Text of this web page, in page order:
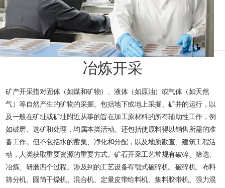
冶炼开采
矿产开采指对固体（如煤和矿物）、液体（如原油）或气体（如天然
气）等自然产生的矿物的采掘。包括地下或地上采掘、矿井的运行，以
及一般在矿址或矿址附近从事的旨在加工原材料的所有辅助性工作，例
如破磨、选矿和处理，均属本类活动。还包括使原料得以销售所需的准
备工作。但不包括水的蓄集、净化和分配，以及地质勘查、建筑工程活
动，人类获取重要资源的重要方式。矿石开采工艺常规有破碎、筛选、
冶炼、研磨四个过程。涉及到的工艺设备有颚式破碎机、破碎机、布料
筛分机、圆筒干燥机、混合机、定量皮带给料机、集料胶带机、强力混